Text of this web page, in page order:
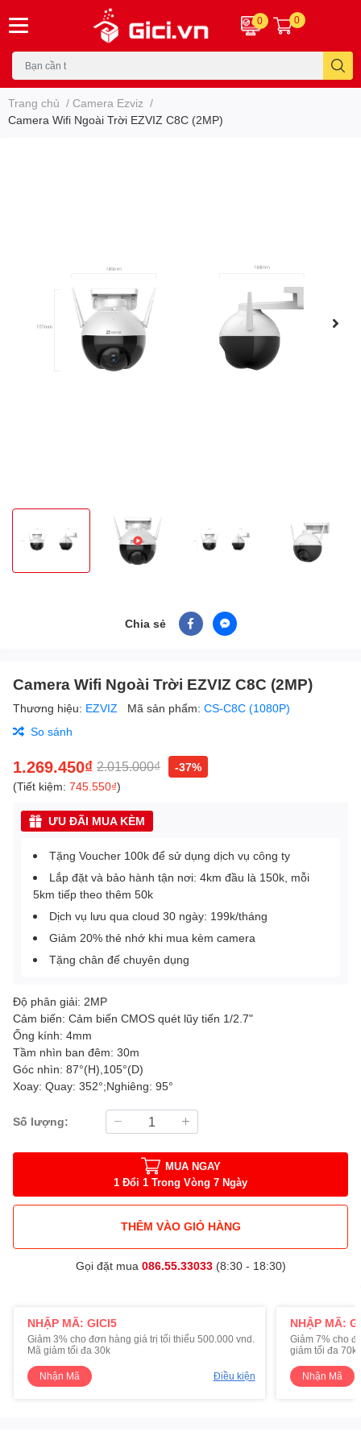
0 0
Trang chủ / Camera Ezviz /
Camera Wifi Ngoài Trời EZVIZ C8C (2MP)
Chia sẻ
Camera Wifi Ngoài Trời EZVIZ C8C (2MP)
Thương hiệu: EZVIZ Mã sản phẩm: CS-C8C (1080P)
So sánh
1.269.450₫ 2.015.000₫
-37%
(Tiết kiệm: 745.550₫)
ƯU ĐÃI MUA KÈM
Tặng Voucher 100k để sử dụng dịch vụ công ty
Lắp đặt và bảo hành tận nơi: 4km đầu là 150k, mỗi
5km tiếp theo thêm 50k
Dịch vụ lưu qua cloud 30 ngày: 199k/tháng
Giảm 20% thẻ nhớ khi mua kèm camera
Tặng chân đế chuyên dụng
Độ phân giải: 2MP
Cảm biến: Cảm biến CMOS quét lũy tiến 1/2.7"
Ống kính: 4mm
Tầm nhìn ban đêm: 30m
Góc nhìn: 87°(H),105°(D)
Xoay: Quay: 352°;Nghiêng: 95°
Số lượng:
MUA NGAY
1 Đổi 1 Trong Vòng 7 Ngày
THÊM VÀO GIỎ HÀNG
Gọi đặt mua 086.55.33033(8:30 - 18:30)
NHẬP MÃ: GICI5
Giảm 3% cho đơn hàng giá trị tối thiểu 500.000 vnd.
Mã giảm tối đa 30k
Nhận Mã Điều kiện
NHẬP MÃ:
Giảm 7% cho
giảm tối đa 70k
Nhận Mã